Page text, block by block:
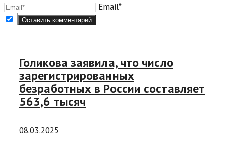
Email*
Голикова заявила, что число
зарегистрированных
безработных в России составляет
563,6 тысяч
08.03.2025